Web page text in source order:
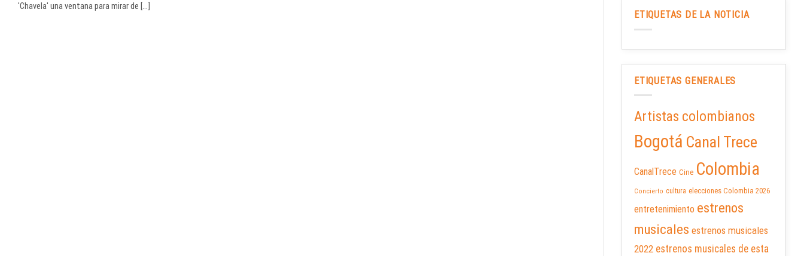
'Chavela' una ventana para mirar de [...]
ETIQUETAS DE LA NOTICIA
ETIQUETAS GENERALES
Artistas colombianos
Bogotá Canal Trece
CanalTrece Cine Colombia
Concierto cultura elecciones Colombia 2026
entretenimiento estrenos
musicales estrenos musicales
2022 estrenos musicales de esta